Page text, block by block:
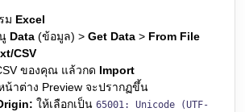
ม Excel
Data (ข้อมูล) > Get Data > From File
CSV
ของคุณ แล้วกด Import
น้าต่าง Preview จะปรากฏขึ้น
ให้เลือกเป็น 65001: Unicode (UTF-